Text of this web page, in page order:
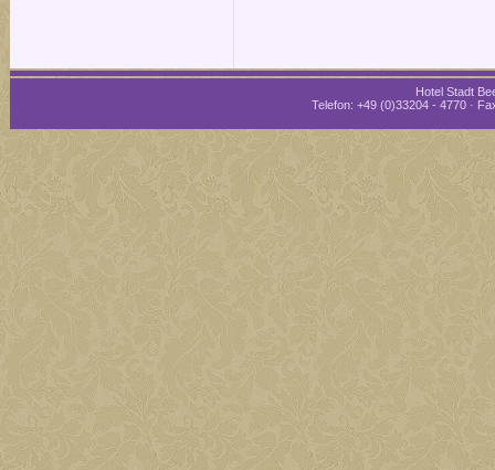
Hotel Stadt
Telefon: +49 (0)33204 - 4770 ·